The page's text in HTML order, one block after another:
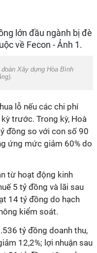
Xây dựng Hòa Bình
lỗ nếu các chi phí
trước. Trong kỳ, Hoà
đồng so với con số 90
ứng mức giảm 60% do
từ hoạt động kinh
5 tỷ đồng và lãi sau
14 tỷ đồng do hạch
kiểm soát.
tỷ đồng doanh thu,
12,2%; lợi nhuận sau